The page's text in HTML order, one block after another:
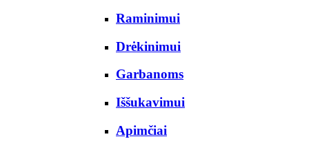
Raminimui
Drėkinimui
Garbanoms
Iššukavimui
Apimčiai